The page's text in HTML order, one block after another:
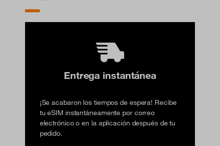
Entrega instantánea
¡Se acabaron los tiempos de espera! Recibe
tu eSIM instantáneamente por correo
electrónico o en la aplicación después de tu
pedido.